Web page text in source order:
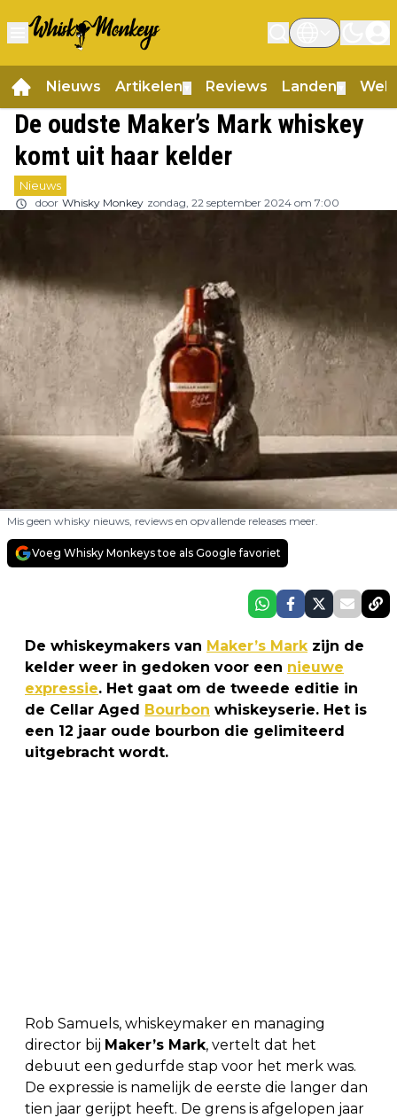
Nieuws Artikelen Reviews Landen
De oudste Maker’s Mark whiskey
komt uit haar kelder
Nieuws
door Whisky Monkey zondag, 22 september 2024 om 7:00
Mis geen whisky nieuws, reviews en opvallende releases meer.
Voeg Whisky Monkeys toe als Google favoriet
De whiskeymakers van Maker’s Mark zijn de
kelder weer in gedoken voor een nieuwe
expressie. Het gaat om de tweede editie in
de Cellar Aged Bourbon whiskeyserie. Het is
een 12 jaar oude bourbon die gelimiteerd
uitgebracht wordt.
Rob Samuels, whiskeymaker en managing
director bij Maker’s Mark, vertelt dat het
debuut een gedurfde stap voor het merk was.
De expressie is namelijk de eerste die langer dan
tien jaar gerijpt heeft. De grens is afgelopen jaar